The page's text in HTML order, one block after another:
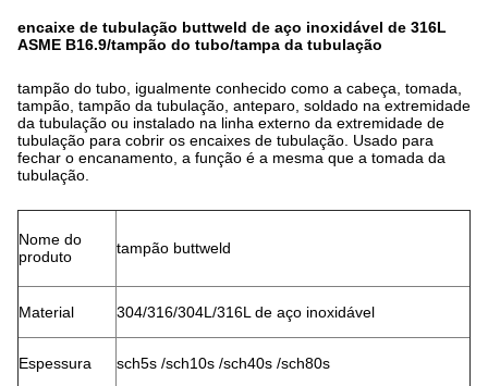
encaixe de tubulação buttweld de aço inoxidável de 316L
ASME B16.9/tampão do tubo/tampa da tubulação
tampão do tubo, igualmente conhecido como a cabeça, tomada,
tampão, tampão da tubulação, anteparo, soldado na extremidade
da tubulação ou instalado na linha externo da extremidade de
tubulação para cobrir os encaixes de tubulação. Usado para
fechar o encanamento, a função é a mesma que a tomada da
tubulação.
Nome do
produto
tampão buttweld
Material 304/316/304L/316L de aço inoxidável
Espessura sch5s /sch10s /sch40s /sch80s